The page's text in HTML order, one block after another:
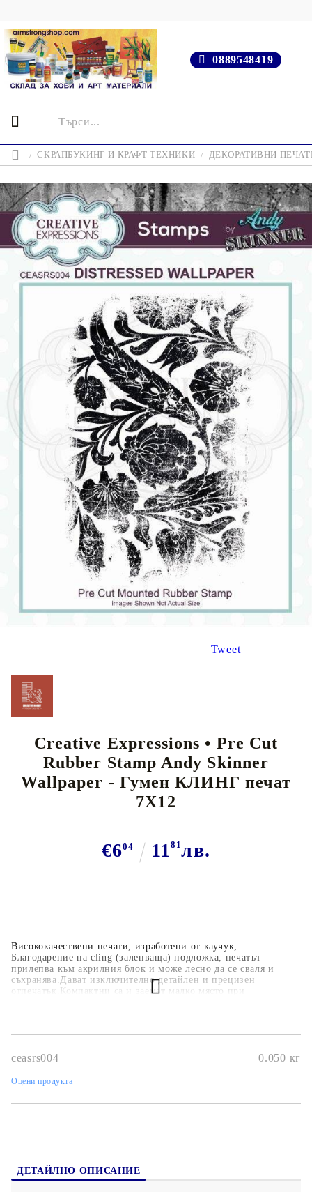
0889548419
СКРАПБУКИНГ И КРАФТ ТЕХНИКИ ДЕКОРАТИВНИ
Tweet
Creative Expressions • Pre Cut
Rubber Stamp Andy Skinner
Wallpaper - Гумен КЛИНГ печат
7X12
€604 1181лв.
Висококачествени печати, изработени от каучук,
Благодарение на cling (залепваща) подложка, печатът
прилепва към акрилния блок и може лесно да се сваля и
съхранява.Дават изключително детайлен и прецизен
отпечатък.Компактни са и заемат малко място при
картички, скрапбукинг, албуми, етикети и арт проекти.
ceasrs004 0.050 кг
Оцени продукта
ДЕТАЙЛНО ОПИСАНИЕ